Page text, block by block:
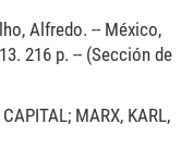
Alfredo. -- México,
216 p. -- (Sección de
MARX, KARL,